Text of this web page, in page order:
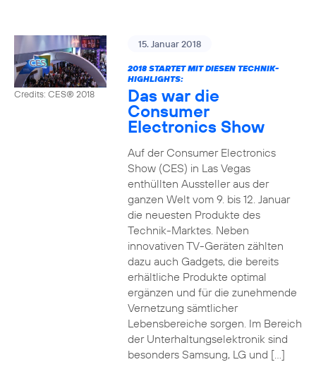
Credits: CES® 2018
15. Januar 2018
2018 STARTET MIT DIESEN TECHNIK-
HIGHLIGHTS:
Das war die
Consumer
Electronics Show
Auf der Consumer Electronics
Show (CES) in Las Vegas
enthüllten Aussteller aus der
ganzen Welt vom 9. bis 12. Januar
die neuesten Produkte des
Technik-Marktes. Neben
innovativen TV-Geräten zählten
dazu auch Gadgets, die bereits
erhältliche Produkte optimal
ergänzen und für die zunehmende
Vernetzung sämtlicher
Lebensbereiche sorgen. Im Bereich
der Unterhaltungselektronik sind
besonders Samsung, LG und […]